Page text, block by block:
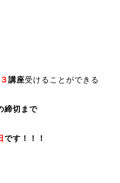
３講座受けることができる
締切まで
です！！！